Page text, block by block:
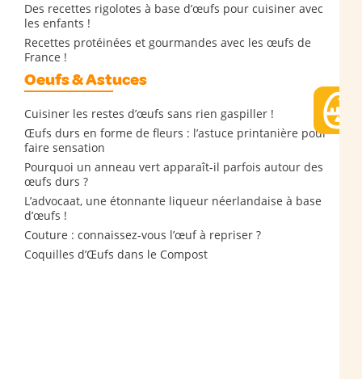
Des recettes rigolotes à base d’œufs pour cuisiner avec
les enfants !
Recettes protéinées et gourmandes avec les œufs de
France !
Oeufs & Astuces
Cuisiner les restes d’œufs sans rien gaspiller !
Œufs durs en forme de fleurs : l’astuce printanière pour
faire sensation
Pourquoi un anneau vert apparaît-il parfois autour des
œufs durs ?
L’advocaat, une étonnante liqueur néerlandaise à base
d’œufs !
Couture : connaissez-vous l’œuf à repriser ?
Coquilles d’Œufs dans le Compost